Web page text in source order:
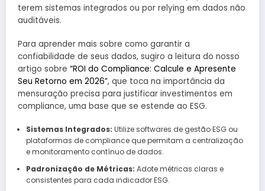
terem sistemas integrados ou por relying em dados não
auditáveis.
Para aprender mais sobre como garantir a
confiabilidade de seus dados, sugiro a leitura do nosso
artigo sobre “ROI do Compliance: Calcule e Apresente
Seu Retorno em 2026”, que toca na importância da
mensuração precisa para justificar investimentos em
compliance, uma base que se estende ao ESG.
Sistemas Integrados: Utilize softwares de gestão ESG ou
plataformas de compliance que permitam a centralização
e monitoramento contínuo de dados.
Padronização de Métricas: Adote métricas claras e
consistentes para cada indicador ESG.